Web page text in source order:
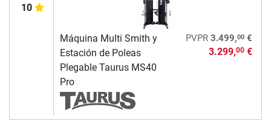
10
Máquina Multi Smith y
Estación de Poleas
Plegable Taurus MS40
Pro
PVPR 3.499,00€
3.299,00€